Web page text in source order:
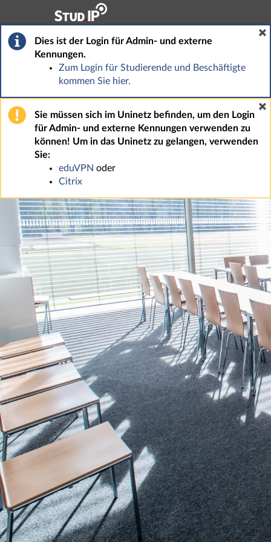
Hauptnavigation
Fußzeile
Dies ist der Login für Admin- und externe
Kennungen.
Zum Login für Studierende und Beschäftigte
kommen Sie hier.
Sie müssen sich im Uninetz befinden, um den Login
für Admin- und externe Kennungen verwenden zu
können! Um in das Uninetz zu gelangen, verwenden
Sie:
eduVPN oder
Citrix